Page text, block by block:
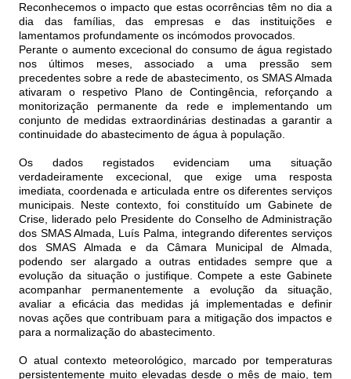
Reconhecemos o impacto que estas ocorrências têm no dia a
dia das famílias, das empresas e das instituições e
lamentamos profundamente os incómodos provocados.
Perante o aumento excecional do consumo de água registado
nos últimos meses, associado a uma pressão sem
precedentes sobre a rede de abastecimento, os SMAS Almada
ativaram o respetivo Plano de Contingência, reforçando a
monitorização permanente da rede e implementando um
conjunto de medidas extraordinárias destinadas a garantir a
continuidade do abastecimento de água à população.
Os dados registados evidenciam uma situação
verdadeiramente excecional, que exige uma resposta
imediata, coordenada e articulada entre os diferentes serviços
municipais. Neste contexto, foi constituído um Gabinete de
Crise, liderado pelo Presidente do Conselho de Administração
dos SMAS Almada, Luís Palma, integrando diferentes serviços
dos SMAS Almada e da Câmara Municipal de Almada,
podendo ser alargado a outras entidades sempre que a
evolução da situação o justifique. Compete a este Gabinete
acompanhar permanentemente a evolução da situação,
avaliar a eficácia das medidas já implementadas e definir
novas ações que contribuam para a mitigação dos impactos e
para a normalização do abastecimento.
O atual contexto meteorológico, marcado por temperaturas
persistentemente muito elevadas desde o mês de maio, tem